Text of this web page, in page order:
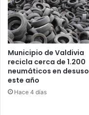
Municipio de Valdivia
recicla cerca de 1.200
neumáticos en desuso
este año
Hace 4 días